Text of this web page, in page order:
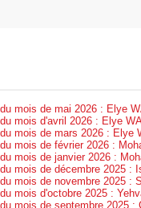
mois de mai 2026 : Elye
mois d'avril 2026 : Elye
mois de mars 2026 : Elye
mois de février 2026 :
mois de janvier 2026 :
mois de décembre 2025 :
mois de novembre 2025 :
mois d'octobre 2025 :
mois de septembre 2025 :